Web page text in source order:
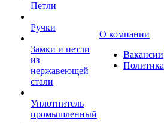
Петли
Ручки
Замки и петли
из
нержавеющей
стали
Уплотнитель
промышленный
О компании
Вакансии
Политика